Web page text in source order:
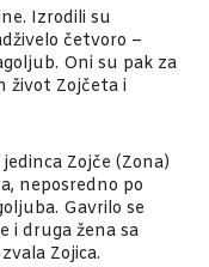
Izrodili su
četvoro –
Oni su pak za
život Zojčeta i
Zojče (Zona)
neposredno po
Gavrilo se
i druga žena sa
Zojica.